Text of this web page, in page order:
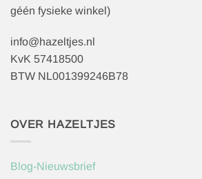
géén fysieke winkel)
info@hazeltjes.nl
KvK 57418500
BTW NL001399246B78
OVER HAZELTJES
Blog-Nieuwsbrief